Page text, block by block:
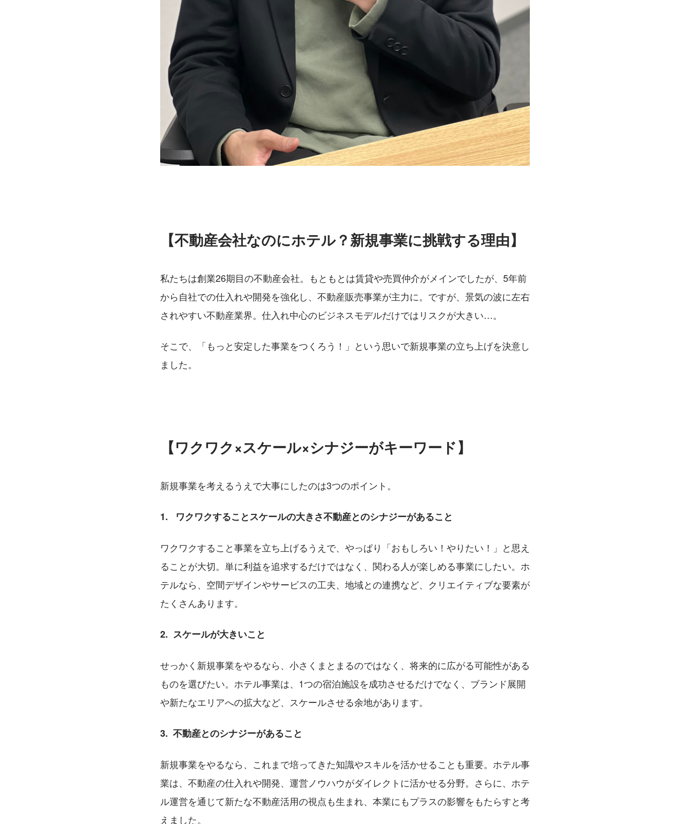
【不動産会社なのにホテル？新規事業に挑戦する理由】
私たちは創業26期目の不動産会社。もともとは賃貸や売買仲介がメインでしたが、5年前
から自社での仕入れや開発を強化し、不動産販売事業が主力に。ですが、景気の波に左右
されやすい不動産業界。仕入れ中心のビジネスモデルだけではリスクが大きい…。
そこで、「もっと安定した事業をつくろう！」という思いで新規事業の立ち上げを決意し
ました。
【ワクワク×スケール×シナジーがキーワード】
新規事業を考えるうえで大事にしたのは3つのポイント。
1.   ワクワクすることスケールの大きさ不動産とのシナジーがあること
ワクワクすること事業を立ち上げるうえで、やっぱり「おもしろい！やりたい！」と思え
ることが大切。単に利益を追求するだけではなく、関わる人が楽しめる事業にしたい。ホ
テルなら、空間デザインやサービスの工夫、地域との連携など、クリエイティブな要素が
たくさんあります。
2.  スケールが大きいこと
せっかく新規事業をやるなら、小さくまとまるのではなく、将来的に広がる可能性がある
ものを選びたい。ホテル事業は、1つの宿泊施設を成功させるだけでなく、ブランド展開
や新たなエリアへの拡大など、スケールさせる余地があります。
3.  不動産とのシナジーがあること
新規事業をやるなら、これまで培ってきた知識やスキルを活かせることも重要。ホテル事
業は、不動産の仕入れや開発、運営ノウハウがダイレクトに活かせる分野。さらに、ホテ
ル運営を通じて新たな不動産活用の視点も生まれ、本業にもプラスの影響をもたらすと考
えました。